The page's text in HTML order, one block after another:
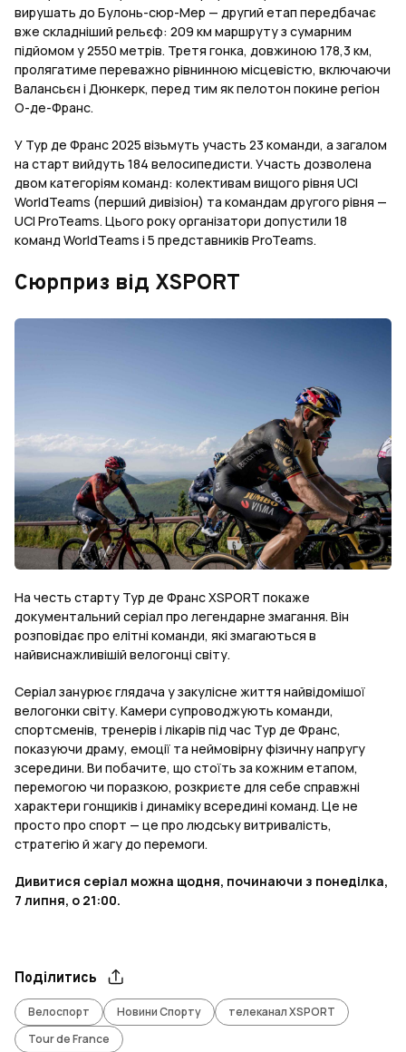
вирушать до Булонь-сюр-Мер — другий етап передбачає
вже складніший рельєф: 209 км маршруту з сумарним
підйомом у 2550 метрів. Третя гонка, довжиною 178,3 км,
пролягатиме переважно рівнинною місцевістю, включаючи
Валансьєн і Дюнкерк, перед тим як пелотон покине регіон
О-де-Франс.
У Тур де Франс 2025 візьмуть участь 23 команди, а загалом
на старт вийдуть 184 велосипедисти. Участь дозволена
двом категоріям команд: колективам вищого рівня UCI
WorldTeams (перший дивізіон) та командам другого рівня —
UCI ProTeams. Цього року організатори допустили 18
команд WorldTeams і 5 представників ProTeams.
Сюрприз від XSPORT
На честь старту Тур де Франс XSPORT покаже
документальний серіал про легендарне змагання. Він
розповідає про елітні команди, які змагаються в
найвиснажливішій велогонці світу.
Серіал занурює глядача у закулісне життя найвідомішої
велогонки світу. Камери супроводжують команди,
спортсменів, тренерів і лікарів під час Тур де Франс,
показуючи драму, емоції та неймовірну фізичну напругу
зсередини. Ви побачите, що стоїть за кожним етапом,
перемогою чи поразкою, розкриєте для себе справжні
характери гонщиків і динаміку всередині команд. Це не
просто про спорт — це про людську витривалість,
стратегію й жагу до перемоги.
Дивитися серіал можна щодня, починаючи з понеділка,
7 липня, о 21:00.
Поділитись
Велоспорт Новини Спорту
телеканал XSPORT
Tour de France